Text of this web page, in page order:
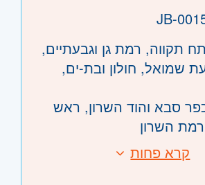
תקווה, רמת גן וגבעתיים,
שמואל, חולון ובת-ים,
סבא והוד השרון, ראש
השרון
קרא פחות